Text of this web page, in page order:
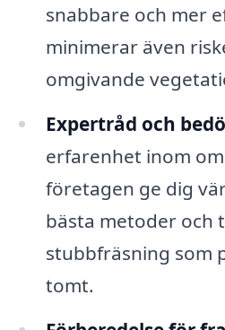
snabbare och mer
minimerar även
omgivande
Expertråd och
erfarenhet inom
företagen ge dig
bästa metoder och
stubbfräsning som
tomt.